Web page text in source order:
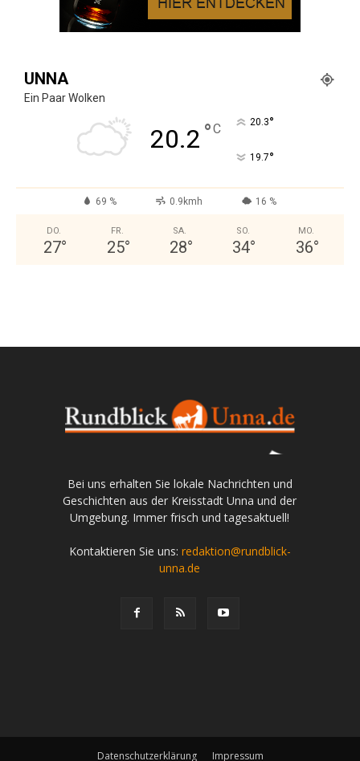
UNNA
Ein Paar Wolken
20.2 °C 20.3°
19.7°
69 % 0.9kmh 16 %
DO.
27°
FR.
25°
SA.
28°
SO.
34°
MO.
36°
Bei uns erhalten Sie lokale Nachrichten und
Geschichten aus der Kreisstadt Unna und der
Umgebung. Immer frisch und tagesaktuell!
Kontaktieren Sie uns: redaktion@rundblick-
unna.de
Datenschutzerklärung Impressum